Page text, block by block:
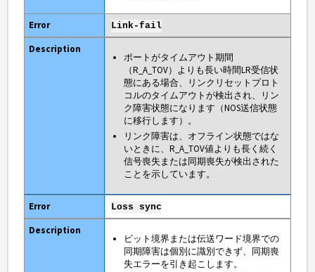
Link-fail
ポートがタイムアウト期間
（R_A_TOV）よりも長い時間LR受信状
態にある場合、リンクリセットプロト
コルのタイムアウトが検出され、リン
ク障害状態になります（NOS送信状態
に移行します）。
リンク障害は、オフライン状態ではな
いときに、R_A_TOV値よりも長く続く
信号喪失または同期喪失が検出された
ことを示しています。
Loss sync
ビット境界または伝送ワード境界での
同期障害は個別に識別できず、同期喪
失エラーを引き起こします。